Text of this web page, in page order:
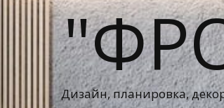
Дизайн, планировка,